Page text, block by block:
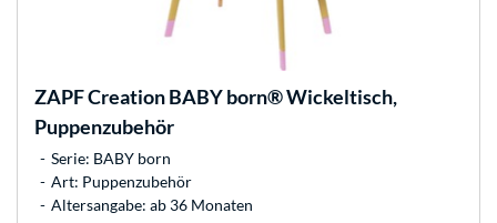
ZAPF CreationBABY born® Wickeltisch,
Puppenzubehör
Serie: BABY born
Art: Puppenzubehör
Altersangabe: ab 36 Monaten